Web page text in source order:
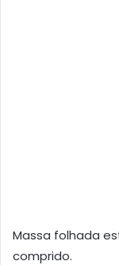
Massa folhada
comprido.